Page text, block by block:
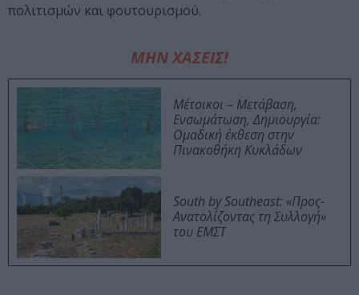
πολιτισμών και φουτουρισμού.
ΜΗΝ ΧΑΣΕΙΣ!
Μέτοικοι – Μετάβαση,
Ενσωμάτωση, Δημιουργία:
Ομαδική έκθεση στην
Πινακοθήκη Κυκλάδων
South by Southeast: «Προς-
Ανατολίζοντας τη Συλλογή»
του ΕΜΣΤ